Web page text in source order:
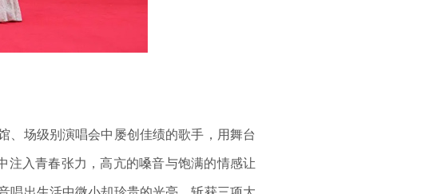
场级别演唱会中屡创佳绩的歌手，用舞台
注入青春张力，高亢的嗓音与饱满的情感让